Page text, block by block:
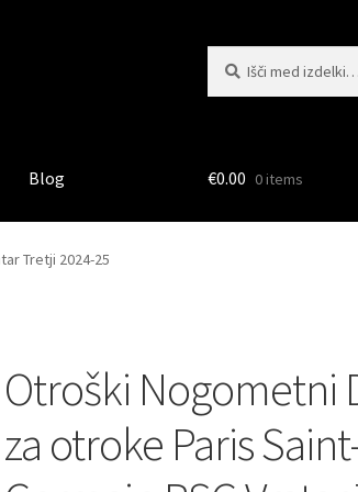
Blog €0.00 0 items
Tretji 2024-25
Otroški Nogometni
za otroke Paris